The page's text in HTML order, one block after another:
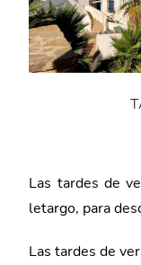
Las tardes de
letargo, para
Las tardes de